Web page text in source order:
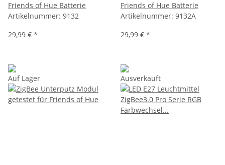
Friends of Hue Batterie
Artikelnummer: 9132
29,99 € *
Friends of Hue Batterie
Artikelnummer: 9132A
29,99 € *
Auf Lager Ausverkauft